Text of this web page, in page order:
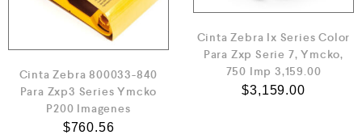
Cinta Zebra 800033-840
Para Zxp3 Series Ymcko
P200 Imagenes
$760.56
Cinta Zebra Ix Series Color
Para Zxp Serie 7, Ymcko,
750 Imp 3,159.00
$3,159.00